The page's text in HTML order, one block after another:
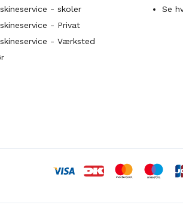
- skoler
- Privat
- Værksted
Se